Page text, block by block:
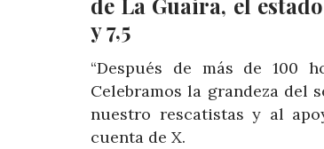
y 7,5
“Después de más de 100
Celebramos la grandeza del
nuestro rescatistas y al
cuenta de X.